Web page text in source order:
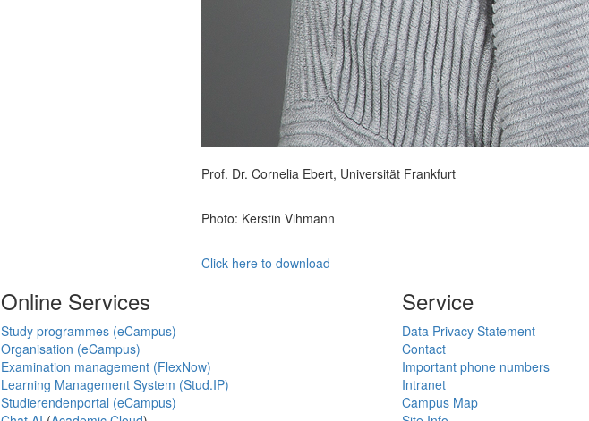
Prof. Dr. Cornelia Ebert, Universität Frankfurt
Photo: Kerstin Vihmann
Click here to download
Online Services
Study programmes (eCampus)
Organisation (eCampus)
Examination management (FlexNow)
Learning Management System (Stud.IP)
Studierendenportal (eCampus)
Service
Data Privacy Statement
Contact
Important phone numbers
Intranet
Campus Map